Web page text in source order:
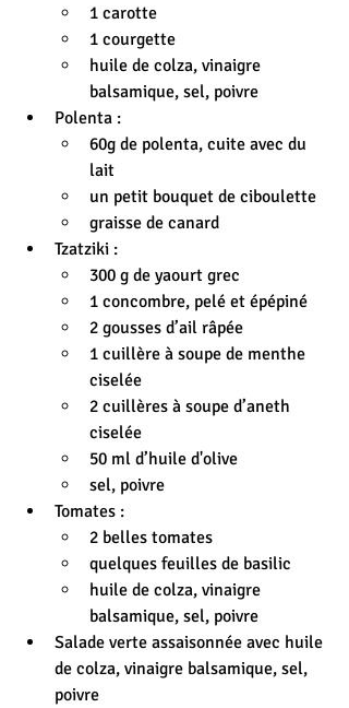
1 carotte
1 courgette
huile de colza, vinaigre
balsamique, sel, poivre
Polenta :
60g de polenta, cuite avec du
lait
un petit bouquet de ciboulette
graisse de canard
Tzatziki :
300 g de yaourt grec
1 concombre, pelé et épépiné
2 gousses d’ail râpée
1 cuillère à soupe de menthe
ciselée
2 cuillères à soupe d’aneth
ciselée
50 ml d’huile d'olive
sel, poivre
Tomates :
2 belles tomates
quelques feuilles de basilic
huile de colza, vinaigre
balsamique, sel, poivre
Salade verte assaisonnée avec huile
de colza, vinaigre balsamique, sel,
poivre